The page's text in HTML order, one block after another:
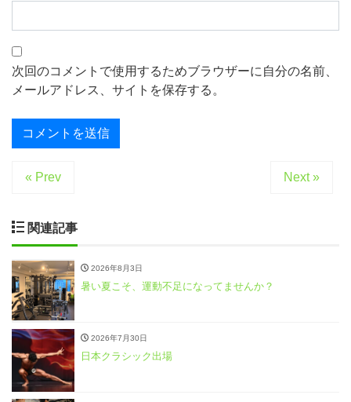
次回のコメントで使用するためブラウザーに自分の名前、
メールアドレス、サイトを保存する。
« Prev Next »
関連記事
2026年8月3日
暑い夏こそ、運動不足になってませんか？
2026年7月30日
日本クラシック出場